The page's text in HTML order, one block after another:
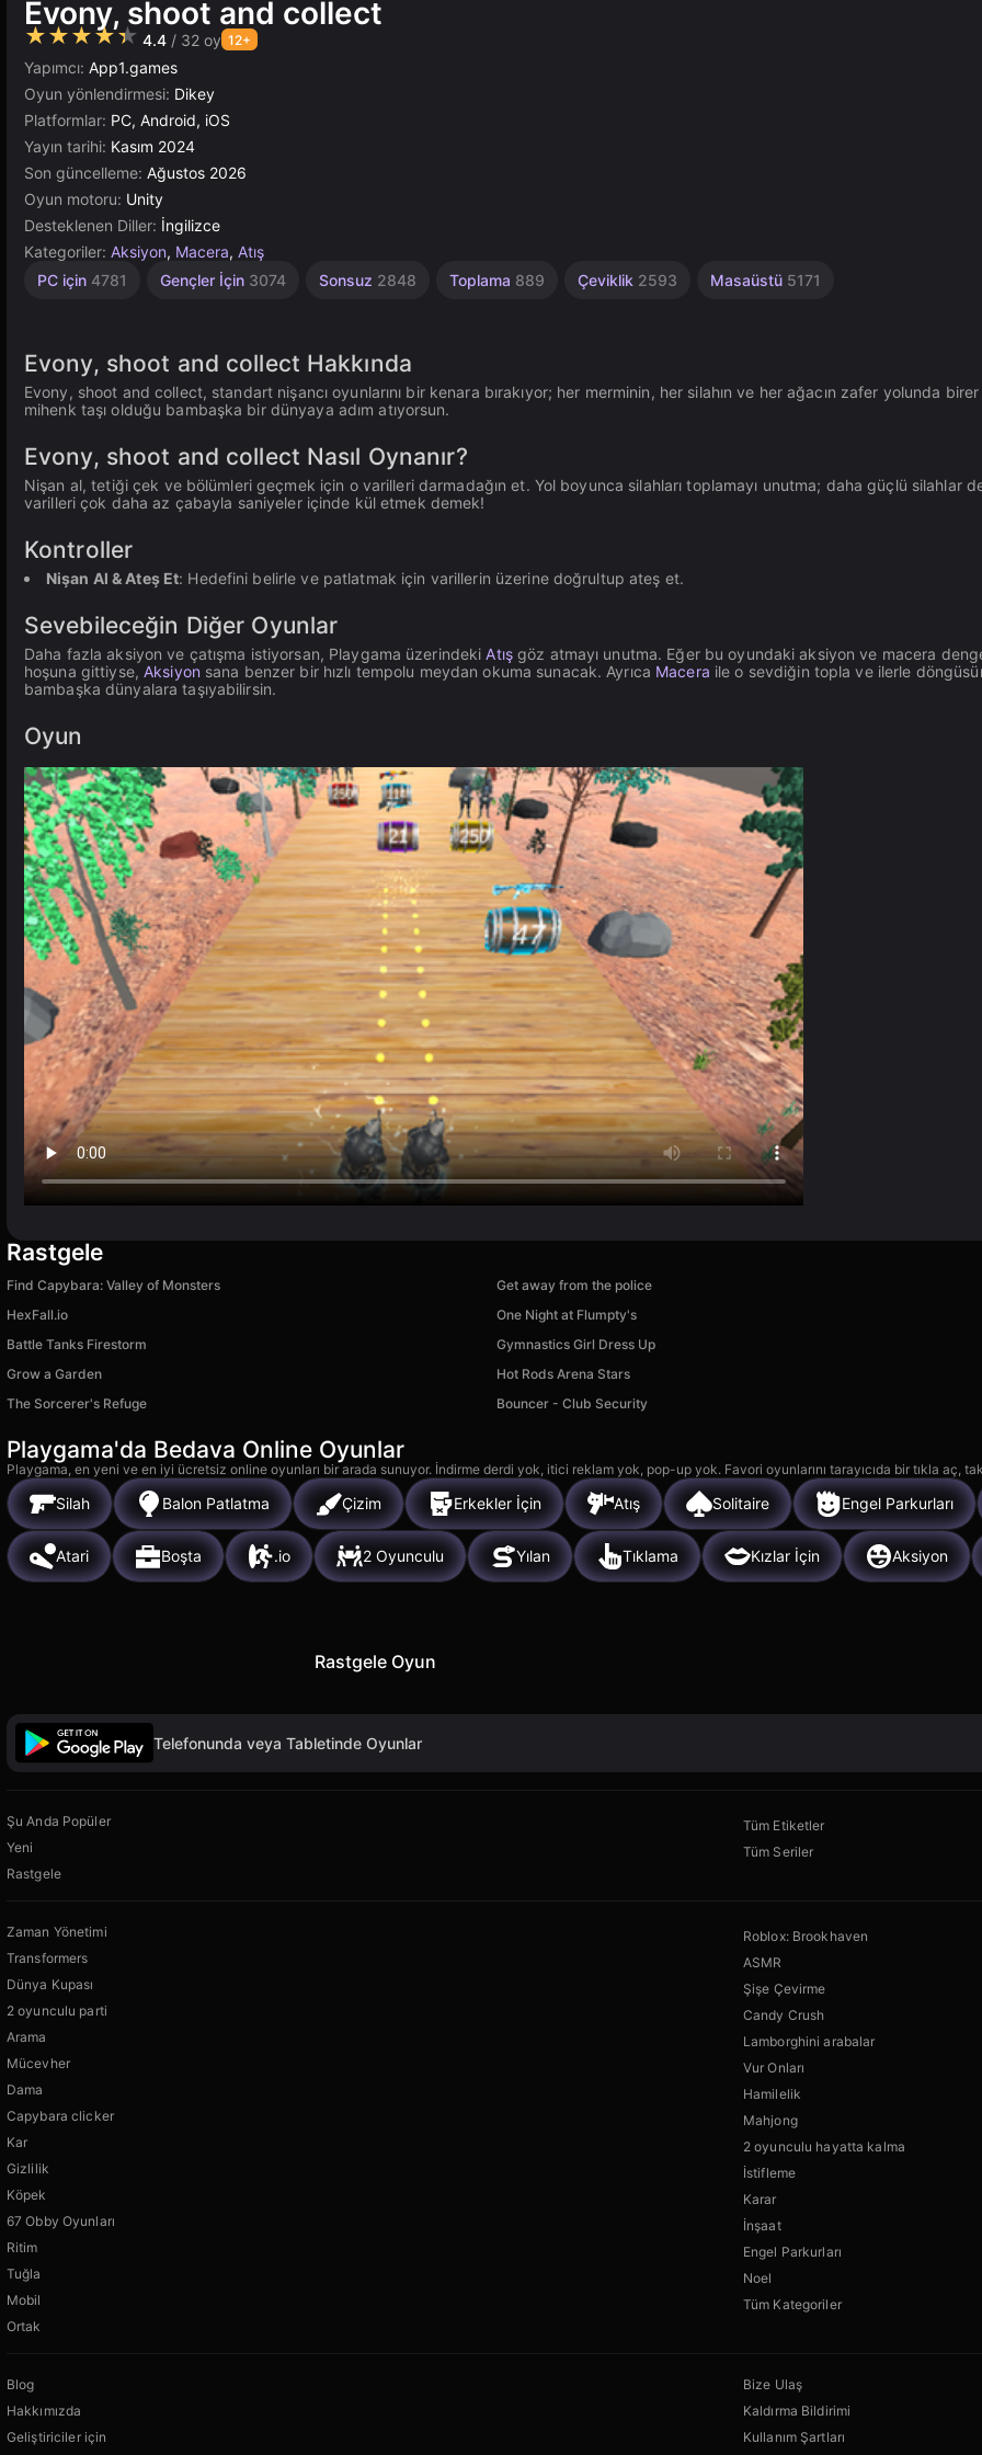
Evony, shoot and collect
★★★★★ 4.4 / 32 oy 12+
Yapımcı: App1.games
Oyun yönlendirmesi: Dikey
Platformlar: PC, Android, iOS
Yayın tarihi: Kasım 2024
Son güncelleme: Ağustos 2026
Oyun motoru: Unity
Desteklenen Diller: İngilizce
Kategoriler: Aksiyon, Macera, Atış
PC için 4781 Gençler İçin 3074 Sonsuz 2848 Toplama 889 Çeviklik 2593 Masaüstü 5171
1
Tarayıcı
Unity
Evony, shoot and collect Hakkında
Evony, shoot and collect, standart nişancı oyunlarını bir kenara bırakıyor; her merminin, her silahın ve her ağacın zafer yolunda birer
mihenk taşı olduğu bambaşka bir dünyaya adım atıyorsun.
Evony, shoot and collect Nasıl Oynanır?
Nişan al, tetiği çek ve bölümleri geçmek için o varilleri darmadağın et. Yol boyunca silahları toplamayı unutma; daha güçlü silahlar
varilleri çok daha az çabayla saniyeler içinde kül etmek demek!
Kontroller
Nişan Al & Ateş Et: Hedefini belirle ve patlatmak için varillerin üzerine doğrultup ateş et.
Sevebileceğin Diğer Oyunlar
Daha fazla aksiyon ve çatışma istiyorsan, Playgama üzerindekiAtışgöz atmayı unutma. Eğer bu oyundaki aksiyon ve macera
hoşuna gittiyse,Aksiyon sana benzer bir hızlı tempolu meydan okuma sunacak. Ayrıca Macera ile o sevdiğin topla ve ilerle
bambaşka dünyalara taşıyabilirsin.
Oyun
Rastgele
Find Capybara: Valley of Monsters Get away from the police
HexFall.io
One Night at Flumpty's
Battle Tanks Firestorm
Gymnastics Girl Dress Up
Grow a Garden
Hot Rods Arena Stars
The Sorcerer's Refuge
Bouncer - Club Security
Playgama'da Bedava Online Oyunlar
Playgama, en yeni ve en iyi ücretsiz online oyunları bir arada sunuyor. İndirme derdi yok, itici reklam yok, pop-up yok. Favori oyunlarını tarayıcıda bir tıkla aç,
Silah Balon Patlatma Çizim Erkekler İçin Atış Solitaire Engel Parkurları
Atari Boşta .io 2 Oyunculu Yılan Tıklama Kızlar İçin Aksiyon
Rastgele Oyun
Telefonunda veya Tabletinde Oyunlar
Şu Anda Popüler
Yeni
Rastgele
Tüm Etiketler
Tüm Seriler
Zaman Yönetimi
Transformers
Dünya Kupası
2 oyunculu parti
Arama
Mücevher
Dama
Capybara clicker
Kar
Gizlilik
Köpek
67 Obby Oyunları
Ritim
Tuğla
Mobil
Ortak
Roblox: Brookhaven
ASMR
Şişe Çevirme
Candy Crush
Lamborghini arabalar
Vur Onları
Hamilelik
Mahjong
2 oyunculu hayatta kalma
İstifleme
Karar
İnşaat
Engel Parkurları
Noel
Tüm Kategoriler
Blog
Hakkımızda
Geliştiriciler için
Bize Ulaş
Kaldırma Bildirimi
Kullanım Şartları